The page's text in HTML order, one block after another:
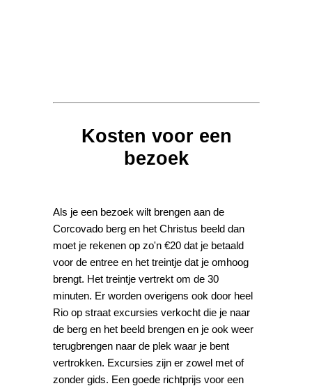
Kosten voor een
bezoek
Als je een bezoek wilt brengen aan de
Corcovado berg en het Christus beeld dan
moet je rekenen op zo'n €20 dat je betaald
voor de entree en het treintje dat je omhoog
brengt. Het treintje vertrekt om de 30
minuten. Er worden overigens ook door heel
Rio op straat excursies verkocht die je naar
de berg en het beeld brengen en je ook weer
terugbrengen naar de plek waar je bent
vertrokken. Excursies zijn er zowel met of
zonder gids. Een goede richtprijs voor een